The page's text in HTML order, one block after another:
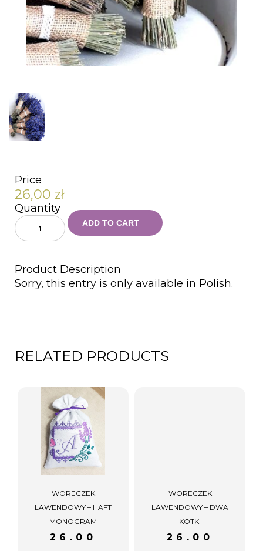
Price
26,00 zł
Quantity
1
ADD TO CART
Product Description
Sorry, this entry is only available in Polish.
RELATED PRODUCTS
WORECZEK
LAWENDOWY – HAFT
MONOGRAM
26.00
WORECZEK
LAWENDOWY – DWA
KOTKI
26.00